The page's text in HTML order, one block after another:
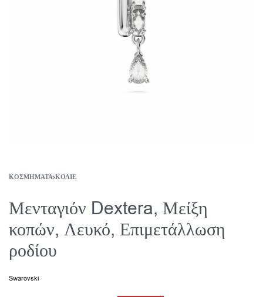
ΚΟΣΜΉΜΑΤΑ›ΚΟΛΙΈ
Μενταγιόν Dextera, Μείξη
κοπών, Λευκό, Επιμετάλλωση
ροδίου
Swarovski